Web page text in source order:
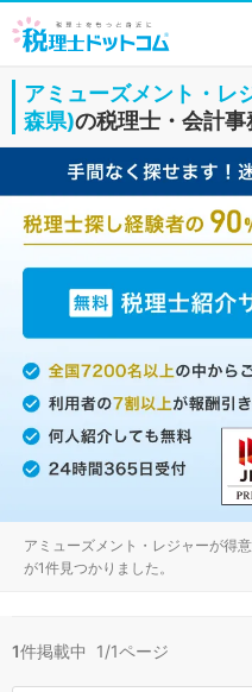
アミューズメント・レ
森県)の税理士・会計
アミューズメント・レジャーが得
が1件見つかりました。
1件掲載中 1/1ページ